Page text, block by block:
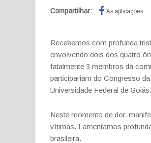
Compartilhar: As aplicações
Recebemos com profunda
envolvendo dois dos quatro
fatalmente 3 membros da
participariam do Congresso
Universidade Federal de Goiás.
Neste momento de dor,
vítimas. Lamentamos
brasileira.